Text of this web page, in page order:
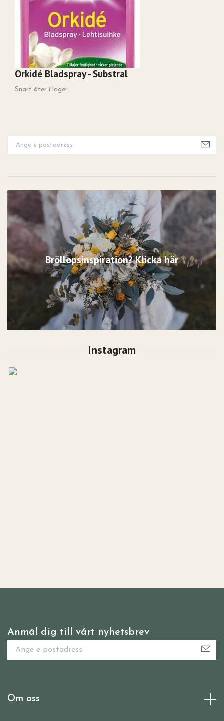
Bröllopsinspiration? Klicka här
Orkidé Bladspray - Substral
Snart åter i lager.
Anmäl dig till vårt nyhetsbrev
Om oss